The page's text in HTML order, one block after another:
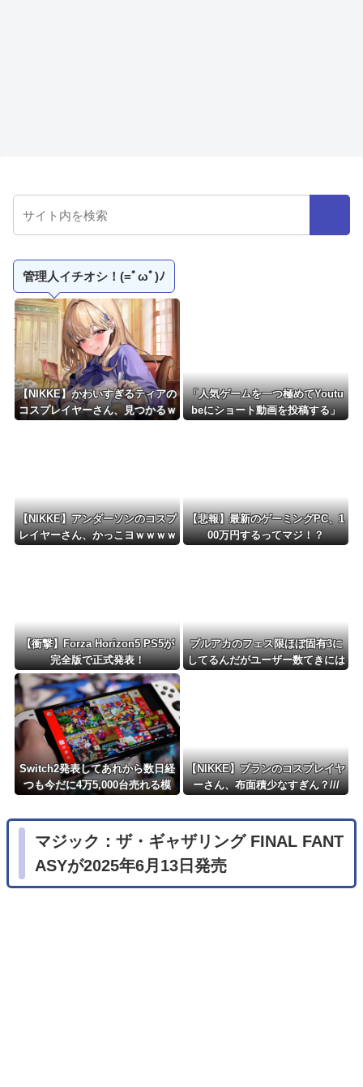
管理人イチオシ！(=ﾟωﾟ)ﾉ
【NIKKE】かわいすぎるティアの
コスプレイヤーさん、見つかるｗ
「人気ゲームを一つ極めてYoutu
beにショート動画を投稿する」
【NIKKE】アンダーソンのコスプ
レイヤーさん、かっこヨｗｗｗｗ
【悲報】最新のゲーミングPC、1
00万円するってマジ！？
【衝撃】Forza Horizon5 PS5が
完全版で正式発表！
ブルアカのフェス限ほぼ固有3に
してるんだがユーザー数てきには
Switch2発表してあれから数日経
つも今だに4万5,000台売れる模
【NIKKE】ブランのコスプレイヤ
ーさん、布面積少なすぎん？///
マジック：ザ・ギャザリング FINAL FANT
ASYが2025年6月13日発売